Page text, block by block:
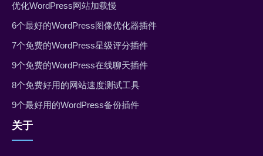
优化WordPress网站加载慢
6个最好的WordPress图像优化器插件
7个免费的WordPress星级评分插件
9个免费的WordPress在线聊天插件
8个免费好用的网站速度测试工具
9个最好用的WordPress备份插件
关于